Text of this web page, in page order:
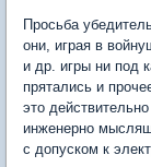
Просьба
они, играя в
и др. игры ни под
прятались и
это
инженерно
с допуском к